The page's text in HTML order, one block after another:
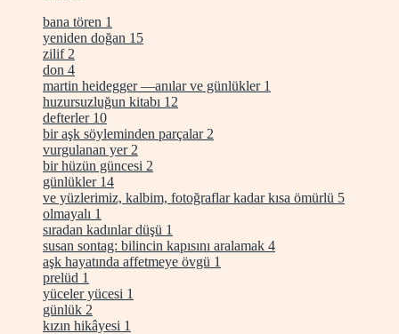
bana tören 1
yeniden doğan 15
zilif 2
don 4
martin heidegger —anılar ve günlükler 1
huzursuzluğun kitabı 12
defterler 10
bir aşk söyleminden parçalar 2
vurgulanan yer 2
bir hüzün güncesi 2
günlükler 14
ve yüzlerimiz, kalbim, fotoğraflar kadar kısa ömürlü 5
olmayalı 1
sıradan kadınlar düşü 1
susan sontag: bilincin kapısını aralamak 4
aşk hayatında affetmeye övgü 1
prelüd 1
yüceler yücesi 1
günlük 2
kızın hikâyesi 1